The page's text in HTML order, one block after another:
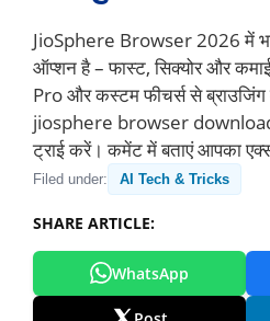
JioSphere Browser 2026 में
ऑप्शन है – फास्ट, सिक्योर और
Pro और कस्टम फीचर्स से
jiosphere browser download
ट्राई करें। कमेंट में बताएं आपका
Filed under: AI Tech & Tricks
SHARE ARTICLE:
WhatsApp